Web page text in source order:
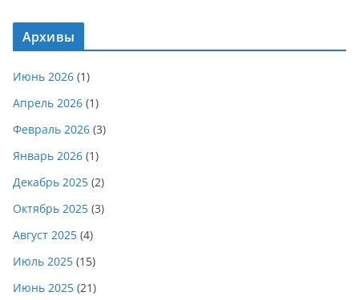
Архивы
Июнь 2026 (1)
Апрель 2026 (1)
Февраль 2026 (3)
Январь 2026 (1)
Декабрь 2025 (2)
Октябрь 2025 (3)
Август 2025 (4)
Июль 2025 (15)
Июнь 2025 (21)